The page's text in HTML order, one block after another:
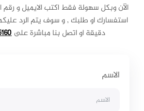
الآن وبكل سهولة فقط اكتب الايميل و رقم
دقيقة او اتصل بنا مباشرة على
الاسم